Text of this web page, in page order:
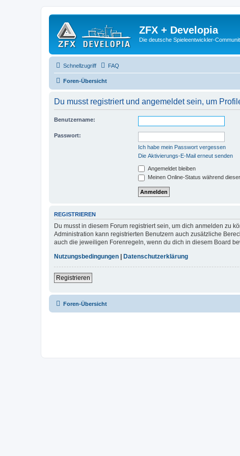
ZFX + Developia
Die deutsche Spieleentwickler-
Schnellzugriff FAQ
Foren-Übersicht
Du musst registriert und angemeldet sein, um
Benutzername:
Passwort:
Ich habe mein Passwort vergessen
Die Aktivierungs-E-Mail erneut senden
Angemeldet bleiben
Meinen Online-Status während
REGISTRIEREN
Du musst in diesem Forum registriert sein, um dich anmelden zu
Administration kann registrierten Benutzern auch zusätzliche
auch die jeweiligen Forenregeln, wenn du dich in diesem Board
Nutzungsbedingungen
Datenschutzerklärung
Registrieren
Foren-Übersicht